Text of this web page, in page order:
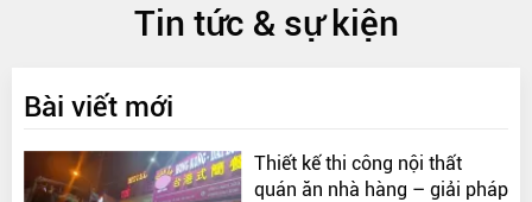
Tin tức & sự kiện
Bài viết mới
Thiết kế thi công nội thất
quán ăn nhà hàng – giải pháp